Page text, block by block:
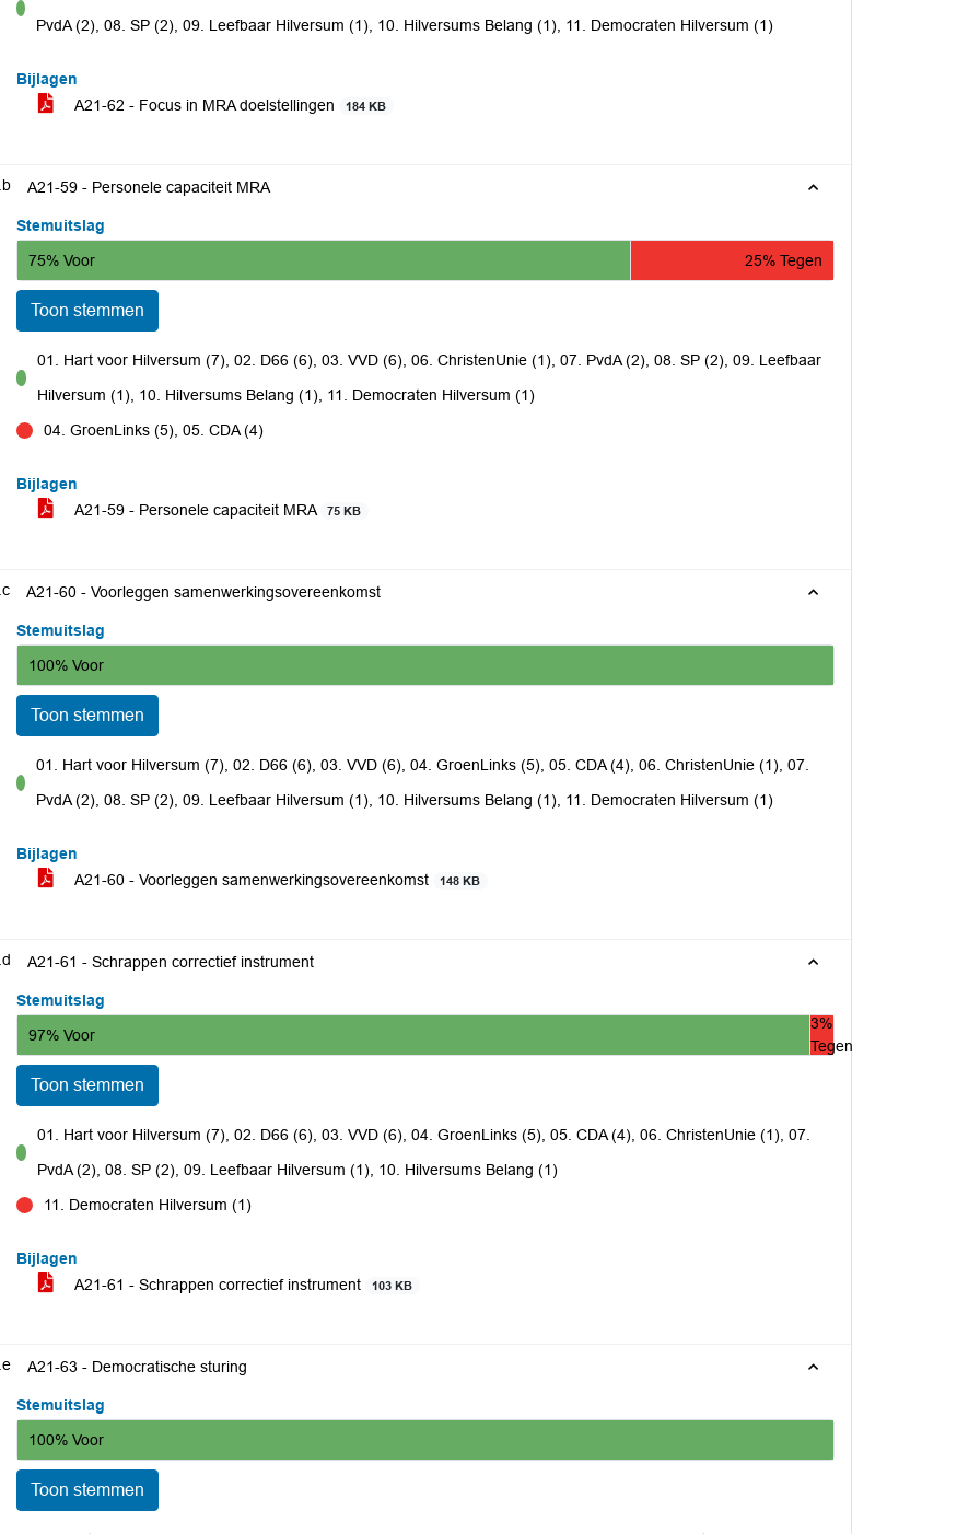
voorPvdA (2), 08. SP (2), 09. Leefbaar Hilversum (1), 10. Hilversums Belang (1), 11. Democraten Hilversum (1)
Bijlagen
A21-62 - Focus in MRA doelstellingen
184 KB
A21-59 - Personele capaciteit MRA
Stemuitslag
75% Voor
25% Tegen
Toon stemmen
voor
01. Hart voor Hilversum (7), 02. D66 (6), 03. VVD (6), 06. ChristenUnie (1), 07. PvdA (2), 08. SP (2), 09. Leefbaar
Hilversum (1), 10. Hilversums Belang (1), 11. Democraten Hilversum (1)
04. GroenLinks (5), 05. CDA (4)
Bijlagen
A21-59 - Personele capaciteit MRA
75 KB
A21-60 - Voorleggen samenwerkingsovereenkomst
Stemuitslag
100% Voor
Toon stemmen
voor
01. Hart voor Hilversum (7), 02. D66 (6), 03. VVD (6), 04. GroenLinks (5), 05. CDA (4), 06. ChristenUnie (1), 07.
PvdA (2), 08. SP (2), 09. Leefbaar Hilversum (1), 10. Hilversums Belang (1), 11. Democraten Hilversum (1)
Bijlagen
A21-60 - Voorleggen samenwerkingsovereenkomst
148 KB
A21-61 - Schrappen correctief instrument
Stemuitslag
97% Voor
3%
Tegen
Toon stemmen
voor
01. Hart voor Hilversum (7), 02. D66 (6), 03. VVD (6), 04. GroenLinks (5), 05. CDA (4), 06. ChristenUnie (1), 07.
PvdA (2), 08. SP (2), 09. Leefbaar Hilversum (1), 10. Hilversums Belang (1)
11. Democraten Hilversum (1)
Bijlagen
A21-61 - Schrappen correctief instrument
103 KB
A21-63 - Democratische sturing
Stemuitslag
100% Voor
Toon stemmen